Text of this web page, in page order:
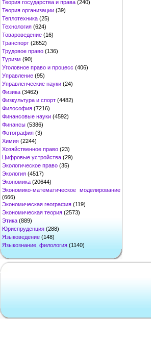
Теория государства и права (240)
Теория организации (39)
Теплотехника (25)
Технология (624)
Товароведение (16)
Транспорт (2652)
Трудовое право (136)
Туризм (90)
Уголовное право и процесс (406)
Управление (95)
Управленческие науки (24)
Физика (3462)
Физкультура и спорт (4482)
Философия (7216)
Финансовые науки (4592)
Финансы (5386)
Фотография (3)
Химия (2244)
Хозяйственное право (23)
Цифровые устройства (29)
Экологическое право (35)
Экология (4517)
Экономика (20644)
Экономико-математическое моделирование
(666)
Экономическая география (119)
Экономическая теория (2573)
Этика (889)
Юриспруденция (288)
Языковедение (148)
Языкознание, филология (1140)